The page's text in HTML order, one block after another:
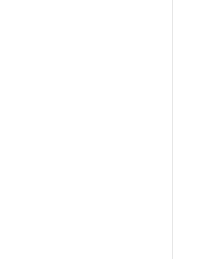
bất kể môi
tiêu trí của
máy NA-
nay.